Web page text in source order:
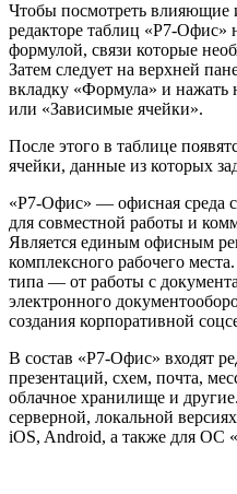
Чтобы посмотреть влияющие
редакторе таблиц «Р7-Офис»
формулой, связи которые
Затем следует на верхней
вкладку «Формула» и
или «Зависимые ячейки».
После этого в таблице
ячейки, данные из которых
«Р7-Офис» — офисная среда
для совместной работы и
Является единым офисным
комплексного рабочего
типа — от работы с
электронного
создания корпоративной
В состав «Р7-Офис» входят
презентаций, схем, почта,
облачное хранилище и
серверной, локальной
iOS, Android, а также для